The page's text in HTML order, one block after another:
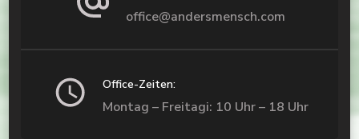
office@andersmensch.com
Office-Zeiten:
Montag – Freitagi: 10 Uhr – 18 Uhr